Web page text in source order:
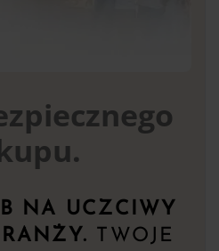
NA UCZCIWY
TWOJE